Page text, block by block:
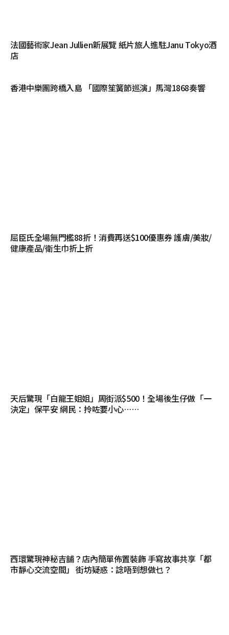
法國藝術家Jean Jullien新展覽 紙片旅人進駐Janu Tokyo酒
店
香港中樂團跨橋入島 「國際笙簧節巡演」馬灣1868奏響
屈臣氏全場無門檻88折！消費再送$100優惠券 護膚/美妝/
健康產品/衛生巾折上折
天后驚現「白龍王姐姐」周街派$500！全場後生仔做「一
決定」保平安 網民：拎咗要小心……
西環驚現神秘吉舖？店內簡單佈置裝飾 手寫故事共享「都
市靜心交流空間」 街坊疑惑：諗唔到想做乜？